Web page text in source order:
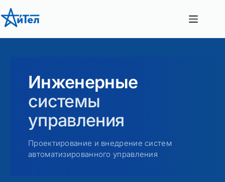
Перейти
к
Инженерные
системы
управления
Проектирование и внедрение систем
автоматизированного управления